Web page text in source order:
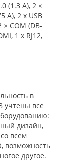
(1.3 А), 2 ×
А), 2 x USB
× COM (DB-
1 x RJ12,
в
учтены все
дизайн,
всем
возможность
другое.